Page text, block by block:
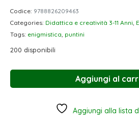
Codice: 9788826209463
Categories: Didattica e creatività 3-11 Anni,
Tags: enigmistica, puntini
200 disponibili
Aggiungi al
Aggiungi alla lista